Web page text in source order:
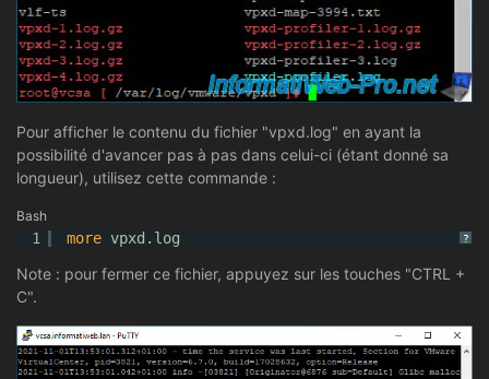
Pour afficher le contenu du fichier "vpxd.log" en ayant la
possibilité d'avancer pas à pas dans celui-ci (étant donné sa
longueur), utilisez cette commande :
Bash
?
1 more vpxd.log
Note : pour fermer ce fichier, appuyez sur les touches "CTRL +
C".